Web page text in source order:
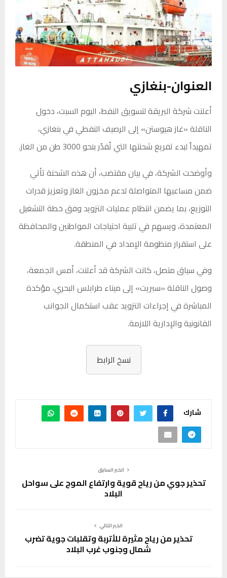
العنوان-بنغازي
أعلنت شركة البريقة لتسويق النفط، اليوم السبت، دخول
الناقلة «غاز هيوستن» إلى الرصيف النفطي في بنغازي،
تمهيداً لبدء تفريغ شحنتها التي تُقدّر بنحو 3000 طن من الغاز.
وأوضحت الشركة، في بيان مقتضب، أن هذه الشحنة تأتي
ضمن مساعيها المتواصلة لدعم مخزون الغاز وتعزيز قدرات
التوزيع، بما يضمن انتظام عمليات التزويد وفق خطة التشغيل
المعتمدة، ويسهم في تلبية احتياجات المواطنين والمحافظة
على استقرار منظومة الإمداد في المنطقة.
وفي سياق متصل، كانت الشركة قد أعلنت، أمس الجمعة،
وصول الناقلة «سبريت» إلى ميناء طرابلس البحري، مؤكدة
المباشرة في إجراءات التزويد عقب استكمال الجوانب
القانونية والإدارية اللازمة.
نسخ الرابط
شارك
الخبر السابق
تحذير جوي من رياح قوية وارتفاع الموج على سواحل
البلاد
الخبر التالي
تحذير من رياح مثيرة للأتربة وتقلبات جوية تضرب
شمال وجنوب غرب البلاد